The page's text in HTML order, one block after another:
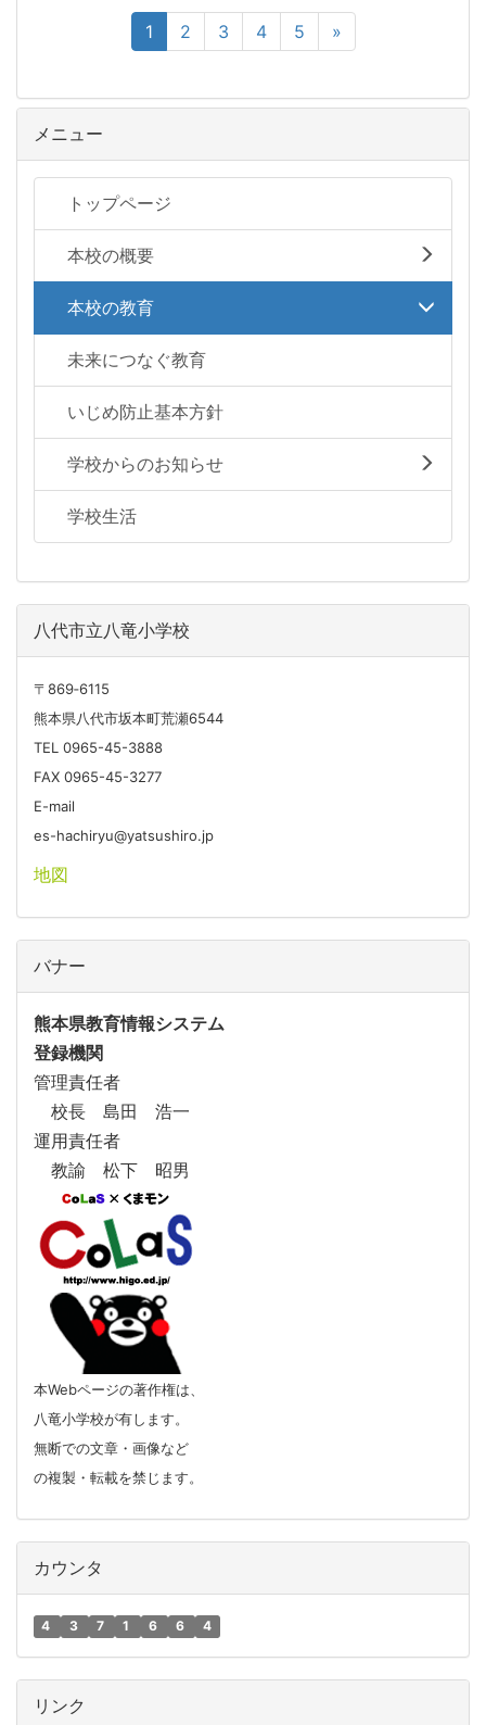
1 2 3 4 5 »
メニュー
トップページ
本校の概要
本校の教育
未来につなぐ教育
いじめ防止基本方針
学校からのお知らせ
学校生活
八代市立八竜小学校
〒869‐6115
熊本県八代市坂本町荒瀬6544
TEL 0965-45-3888
FAX 0965-45-3277
E-mail
es-hachiryu@yatsushiro.jp
地図
バナー
熊本県教育情報システム
登録機関
管理責任者
校長 島田 浩一
運用責任者
教諭 松下 昭男
本Webページの著作権は、
八竜小学校が有します。
無断での文章・画像など
の複製・転載を禁じます。
カウンタ
4 3 7 1 6 6 4
リンク